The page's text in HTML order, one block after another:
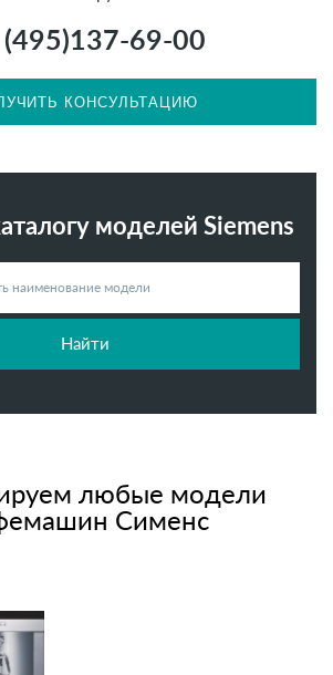
137-69-00
КОНСУЛЬТАЦИЮ
моделей Siemens
Найти
любые модели
Сименс